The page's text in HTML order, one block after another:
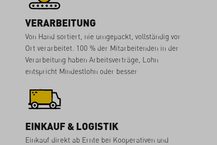
VERARBEITUNG
Von Hand sortiert, nie umgepackt, vollständig vor
Ort verarbeitet. 100 % der Mitarbeitenden in der
Verarbeitung haben Arbeitsverträge, Lohn
entspricht Mindestlohn oder besser
EINKAUF & LOGISTIK
Einkauf direkt ab Ernte bei Kooperativen und